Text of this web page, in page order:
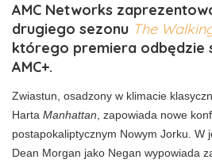
AMC Networks
drugiego sezonu The
którego premiera odbędzie
AMC+.
Zwiastun, osadzony w klimacie
Harta Manhattan , zapowiada nowe
postapokaliptycznym Nowym Jorku. W
Dean Morgan jako Negan wypowiada